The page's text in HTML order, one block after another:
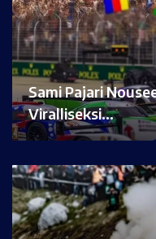
Sami Pajari
Viralliseksi…